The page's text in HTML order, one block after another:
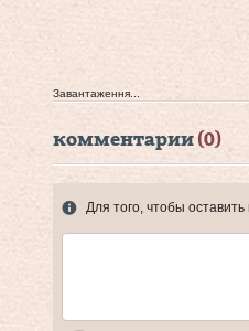
Завантаження...
комментарии (0)
Для того, чтобы